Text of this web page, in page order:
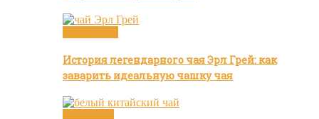
История легендарного чая Эрл Грей: как
заварить идеальную чашку чая